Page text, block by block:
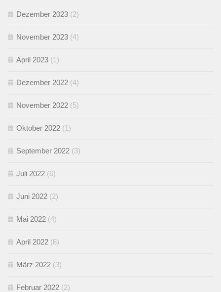
Dezember 2023 (2)
November 2023 (4)
April 2023 (1)
Dezember 2022 (4)
November 2022 (5)
Oktober 2022 (1)
September 2022 (3)
Juli 2022 (6)
Juni 2022 (2)
Mai 2022 (4)
April 2022 (8)
März 2022 (3)
Februar 2022 (2)